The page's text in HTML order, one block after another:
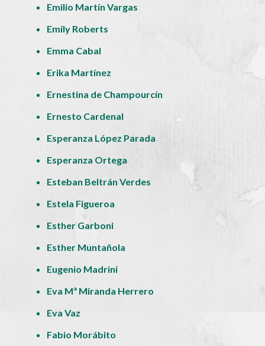
Emilio Martín Vargas
Emily Roberts
Emma Cabal
Erika Martínez
Ernestina de Champourcín
Ernesto Cardenal
Esperanza López Parada
Esperanza Ortega
Esteban Beltrán Verdes
Estela Figueroa
Esther Garboni
Esther Muntañola
Eugenio Madrini
Eva Mª Miranda Herrero
Eva Vaz
Fabio Morábito